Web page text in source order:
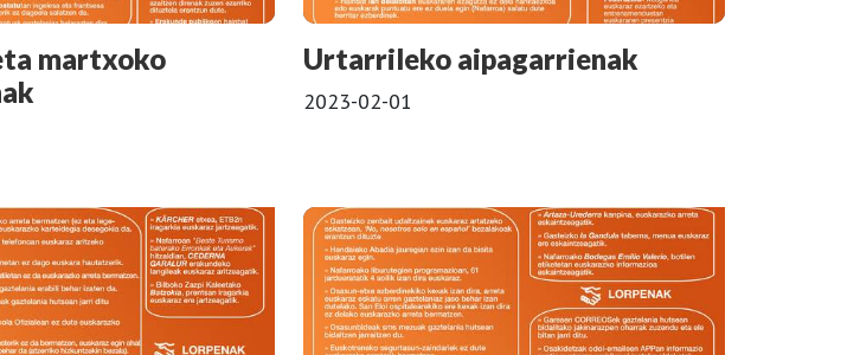
martxoko
Urtarrileko aipagarrienak
2023-02-01